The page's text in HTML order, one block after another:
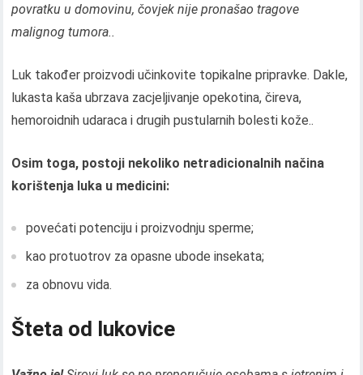
povratku u domovinu, čovjek nije pronašao tragove
malignog tumora..
Luk također proizvodi učinkovite topikalne pripravke. Dakle,
lukasta kaša ubrzava zacjeljivanje opekotina, čireva,
hemoroidnih udaraca i drugih pustularnih bolesti kože..
Osim toga, postoji nekoliko netradicionalnih načina
korištenja luka u medicini:
povećati potenciju i proizvodnju sperme;
kao protuotrov za opasne ubode insekata;
za obnovu vida.
Šteta od lukovice